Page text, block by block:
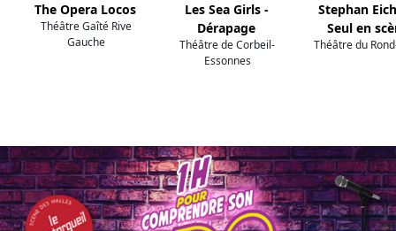
The Opera Locos
Théâtre Gaîté Rive
Gauche
Les Sea Girls -
Dérapage
Théâtre de Corbeil-
Essonnes
Stephan
Seul en
Théâtre du